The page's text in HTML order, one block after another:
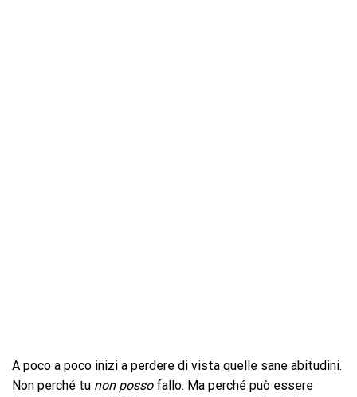
A poco a poco inizi a perdere di vista quelle sane abitudini.
Non perché tu non posso fallo. Ma perché può essere